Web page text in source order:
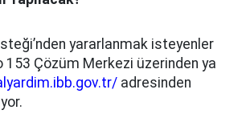
yararlanmak isteyenler
153 Çözüm Merkezi üzerinden ya
adresinden